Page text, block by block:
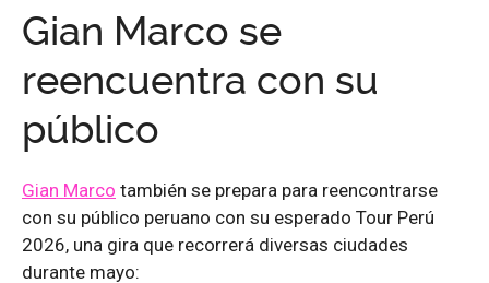
Gian Marco se
reencuentra con su
público
Gian Marco también se prepara para reencontrarse
con su público peruano con su esperado Tour Perú
2026, una gira que recorrerá diversas ciudades
durante mayo: